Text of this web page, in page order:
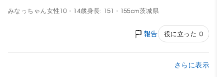
みなっちゃん女性 10 - 14歳身長: 151 - 155cm茨城県
報告 役に立った 0
さらに表示